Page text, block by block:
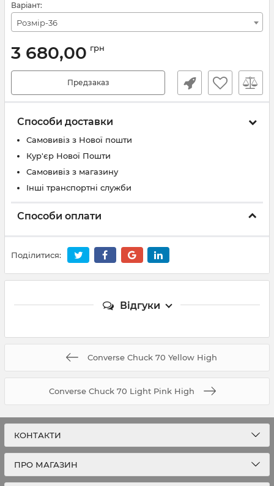
Варіант:
Розмір-36
3 680,00 грн
Предзаказ
Способи доставки
Самовивіз з Нової пошти
Кур'єр Нової Пошти
Самовивіз з магазину
Інші транспортні служби
Способи оплати
Поділитися:
Відгуки
Converse Chuck 70 Yellow High
Converse Chuck 70 Light Pink High
КОНТАКТИ
ПРО МАГАЗИН